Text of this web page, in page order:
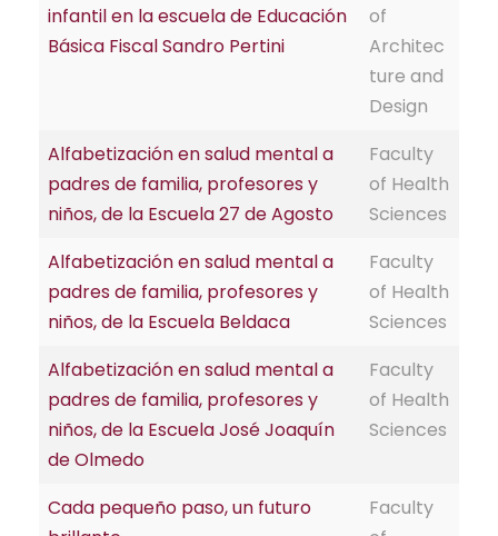
infantil en la escuela de Educación
Básica Fiscal Sandro Pertini
of
Architec
ture and
Design
Alfabetización en salud mental a
padres de familia, profesores y
niños, de la Escuela 27 de Agosto
Faculty
of Health
Sciences
Alfabetización en salud mental a
padres de familia, profesores y
niños, de la Escuela Beldaca
Faculty
of Health
Sciences
Alfabetización en salud mental a
padres de familia, profesores y
niños, de la Escuela José Joaquín
de Olmedo
Faculty
of Health
Sciences
Cada pequeño paso, un futuro
Faculty